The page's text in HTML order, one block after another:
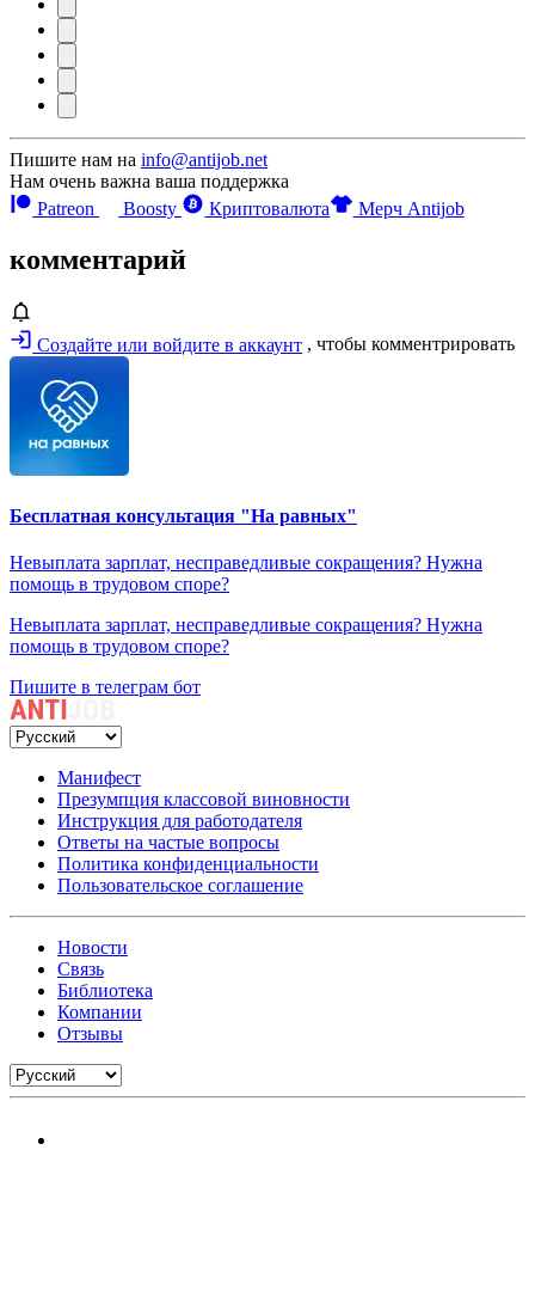
Пишите нам на info@antijob.net
Нам очень важна ваша поддержка
Patreon
Boosty Криптовалюта Мерч Antijob
комментарий
Создайте или войдите в аккаунт , чтобы комментрировать
Бесплатная консультация "На равных"
Невыплата зарплат, несправедливые сокращения? Нужна
помощь в трудовом споре?
Невыплата зарплат, несправедливые сокращения? Нужна
помощь в трудовом споре?
Пишите в телеграм бот
Манифест
Презумпция классовой виновности
Инструкция для работодателя
Ответы на частые вопросы
Политика конфиденциальности
Пользовательское соглашение
Новости
Связь
Библиотека
Компании
Отзывы